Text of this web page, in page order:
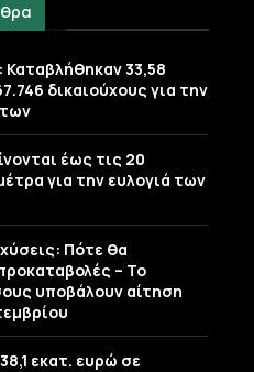
33,58
δικαιούχους για την
έως τις 20
για την ευλογιά των
Πότε θα
– Το
υποβάλουν αίτηση
εκατ. ευρώ σε